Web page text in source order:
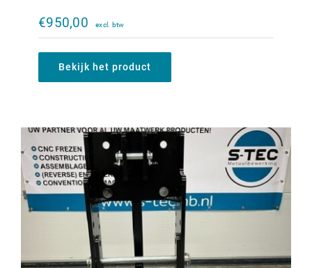
€950,00
Bekijk het product
€950,00